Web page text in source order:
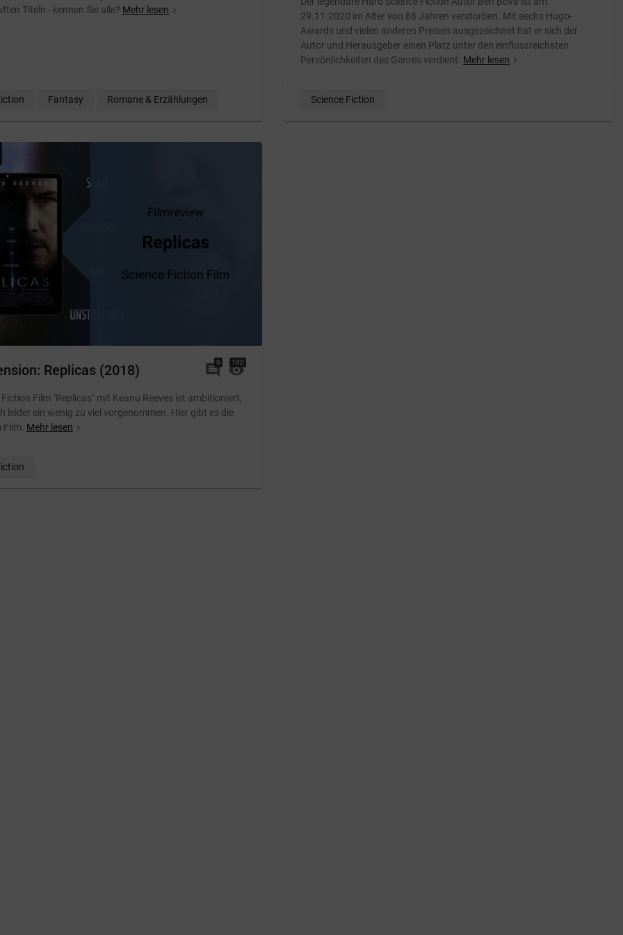
Titeln - kennen Sie alle? Mehr lesen navigate_next
Fantasy Romane & Erzählungen
29.11.2020 im Alter von 88 Jahren verstorben. Mit sechs Hugo-
Awards und vielen anderen Preisen ausgezeichnet hat er sich der
Autor und Herausgeber einen Platz unter den einflussreichsten
Persönlichkeiten des Genres verdient. Mehr lesen navigate_next
Science Fiction
Replicas (2018) comment
0 Kommentare
visibility
102Von: Melanie Pest
Fiction Film "Replicas" mit Keanu Reeves ist ambitioniert,
leider ein wenig zu viel vorgenommen. Hier gibt es die
Film. Mehr lesen navigate_next